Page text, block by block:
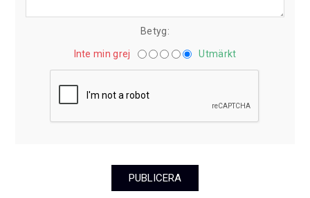
Betyg:
Inte min grej Utmärkt